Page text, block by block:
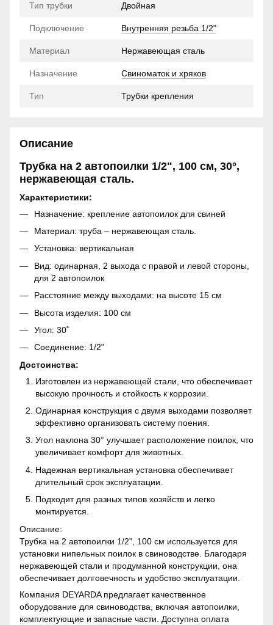
Тип трубки Двойная
Подключение Внутренняя резьба 1/2"
Материал Нержавеющая сталь
Назначение Свиноматок и хряков
Тип Трубки крепления
Описание
Трубка на 2 автопоилки 1/2", 100 см, 30°,
нержавеющая сталь.
Характеристики:
Назначение: крепление автопоилок для свиней
Материал: труба – нержавеющая сталь.
Установка: вертикальная
Вид: одинарная, 2 выхода с правой и левой стороны,
для 2 автопоилок
Расстояние между выходами: на высоте 15 см
Высота изделия: 100 см
Угол: 30˚
Соединение: 1/2"
Достоинства:
Изготовлен из нержавеющей стали, что обеспечивает
высокую прочность и стойкость к коррозии.
Одинарная конструкция с двумя выходами позволяет
эффективно организовать систему поения.
Угол наклона 30° улучшает расположение поилок, что
увеличивает комфорт для животных.
Надежная вертикальная установка обеспечивает
длительный срок эксплуатации.
Подходит для разных типов хозяйств и легко
монтируется.
Описание:
Трубка на 2 автопоилки 1/2", 100 см используется для
установки нипельных поилок в свиноводстве. Благодаря
нержавеющей стали и продуманной конструкции, она
обеспечивает долговечность и удобство эксплуатации.
Компания DEYARDA предлагает качественное
оборудование для свиноводства, включая автопоилки,
комплектующие и запасные части. Доступна оплата